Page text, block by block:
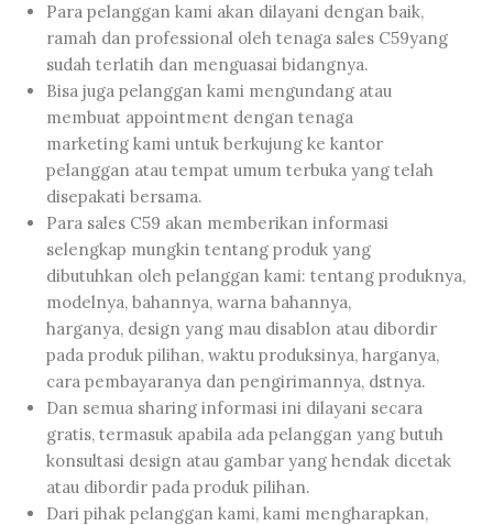
Para pelanggan kami akan dilayani dengan baik,
ramah dan professional oleh tenaga sales C59yang
sudah terlatih dan menguasai bidangnya.
Bisa juga pelanggan kami mengundang atau
membuat appointment dengan tenaga
marketing kami untuk berkujung ke kantor
pelanggan atau tempat umum terbuka yang telah
disepakati bersama.
Para sales C59 akan memberikan informasi
selengkap mungkin tentang produk yang
dibutuhkan oleh pelanggan kami: tentang produknya,
modelnya, bahannya, warna bahannya,
harganya, design yang mau disablon atau dibordir
pada produk pilihan, waktu produksinya, harganya,
cara pembayaranya dan pengirimannya, dstnya.
Dan semua sharing informasi ini dilayani secara
gratis, termasuk apabila ada pelanggan yang butuh
konsultasi design atau gambar yang hendak dicetak
atau dibordir pada produk pilihan.
Dari pihak pelanggan kami, kami mengharapkan,